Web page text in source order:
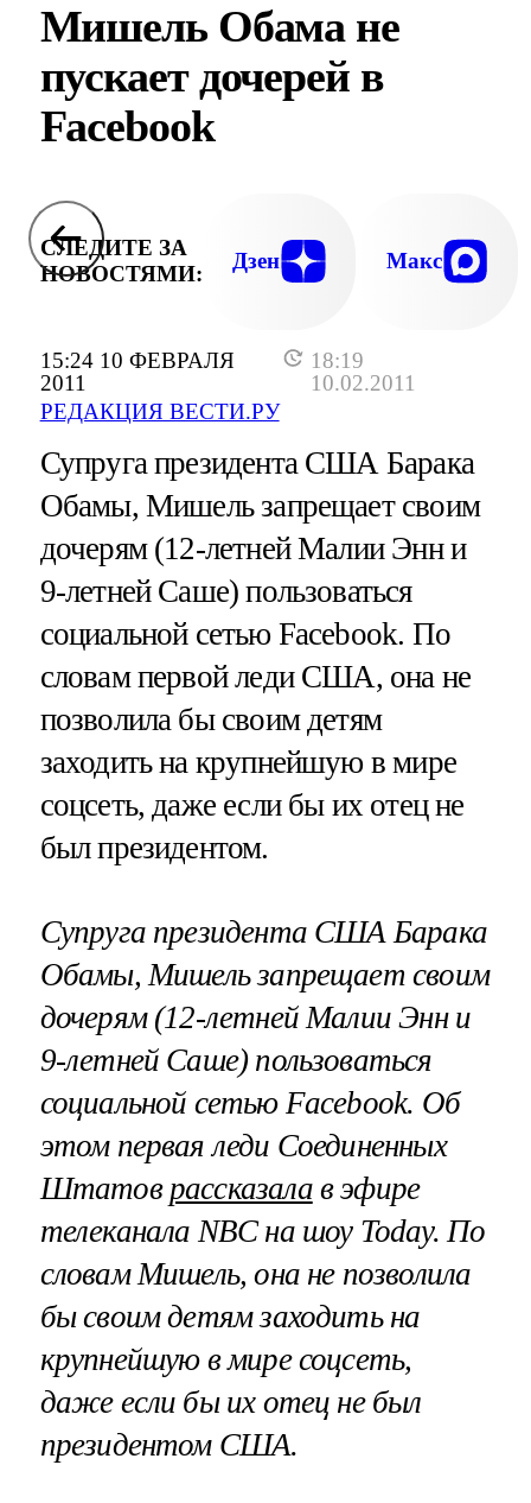
15:24 10 ФЕВРАЛЯ
2011
18:19
10.02.2011
РЕДАКЦИЯ ВЕСТИ.РУ
Мишель Обама не
пускает дочерей в
Facebook
СЛЕДИТЕ ЗА
НОВОСТЯМИ:
Дзен Макс
Супруга президента США Барака
Обамы, Мишель запрещает своим
дочерям (12-летней Малии Энн и
9-летней Саше) пользоваться
социальной сетью Facebook. По
словам первой леди США, она не
позволила бы своим детям
заходить на крупнейшую в мире
соцсеть, даже если бы их отец не
был президентом.
Супруга президента США Барака
Обамы, Мишель запрещает своим
дочерям (12-летней Малии Энн и
9-летней Саше) пользоваться
социальной сетью Facebook. Об
этом первая леди Соединенных
Штатов рассказалав эфире
телеканала NBCна шоу Today. По
словам Мишель, она не позволила
бы своим детям заходить на
крупнейшую в мире соцсеть,
даже если бы их отец не был
президентом США.